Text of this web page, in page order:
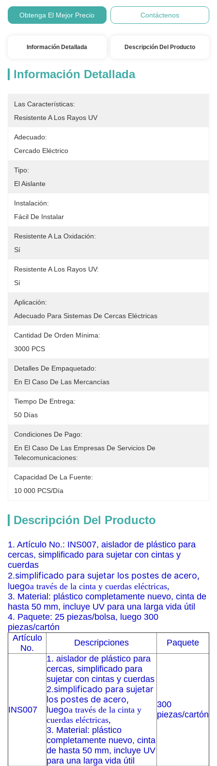
Obtenga El Mejor Precio Contáctenos
Información Detallada Descripción Del Producto
Información Detallada
Las Características:
Resistente A Los Rayos UV
Adecuado:
Cercado Eléctrico
Tipo:
El Aislante
Instalación:
Fácil De Instalar
Resistente A La Oxidación:
Sí
Resistente A Los Rayos UV:
Sí
Aplicación:
Adecuado Para Sistemas De Cercas Eléctricas
Cantidad De Orden Mínima:
3000 PCS
Detalles De Empaquetado:
En El Caso De Las Mercancías
Tiempo De Entrega:
50 Días
Condiciones De Pago:
En El Caso De Las Empresas De Servicios De
Telecomunicaciones:
Capacidad De La Fuente:
10 000 PCS/día
Descripción Del Producto
1. Artículo No.: INS007, aislador de plástico para
cercas, simplificado para sujetar con cintas y
cuerdas
2.simplificado para sujetar los postes de acero,
luegoa través de la cinta y cuerdas eléctricas,
3. Material: plástico completamente nuevo, cinta de
hasta 50 mm, incluye UV para una larga vida útil
4. Paquete: 25 piezas/bolsa, luego 300
piezas/cartón
Artículo
No.
Descripciones Paquete
INS007
1. aislador de plástico para
cercas, simplificado para
sujetar con cintas y cuerdas
2.simplificado para sujetar
los postes de acero,
luegoa través de la cinta y
cuerdas eléctricas,
3. Material: plástico
completamente nuevo, cinta
de hasta 50 mm, incluye UV
para una larga vida útil
300
piezas/cartón